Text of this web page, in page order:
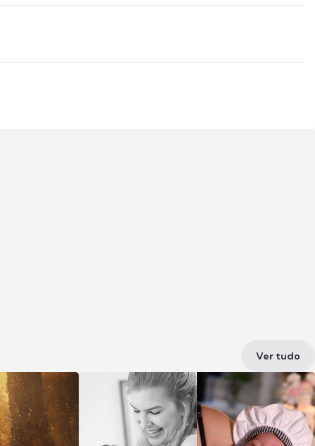
Ver tudo